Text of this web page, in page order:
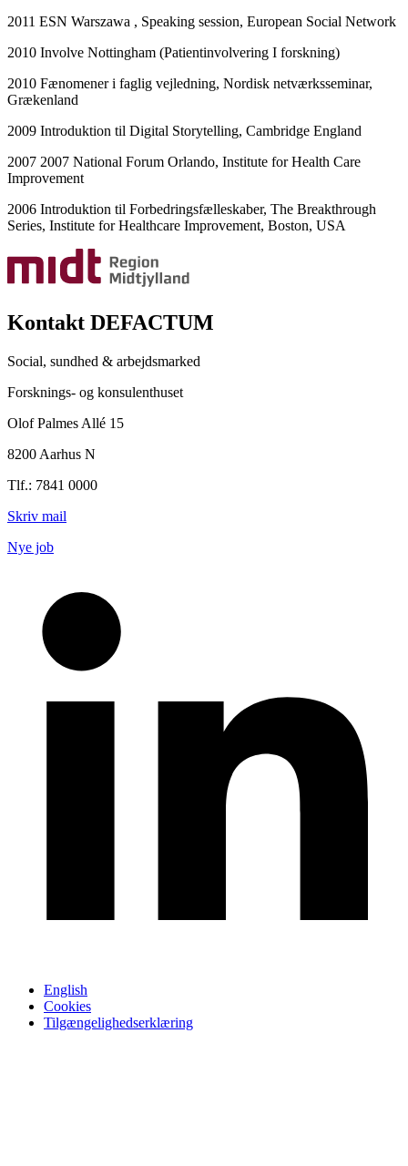
2011 ESN Warszawa , Speaking session, European Social Network
2010 Involve Nottingham (Patientinvolvering I forskning)
2010 Fænomener i faglig vejledning, Nordisk netværksseminar,
Grækenland
2009 Introduktion til Digital Storytelling, Cambridge England
2007 2007 National Forum Orlando, Institute for Health Care
Improvement
2006 Introduktion til Forbedringsfælleskaber, The Breakthrough
Series, Institute for Healthcare Improvement, Boston, USA
Kontakt DEFACTUM
Social, sundhed & arbejdsmarked
Forsknings- og konsulenthuset
Olof Palmes Allé 15
8200 Aarhus N
Tlf.: 7841 0000
Skriv mail
Nye job
English
Cookies
Tilgængelighedserklæring